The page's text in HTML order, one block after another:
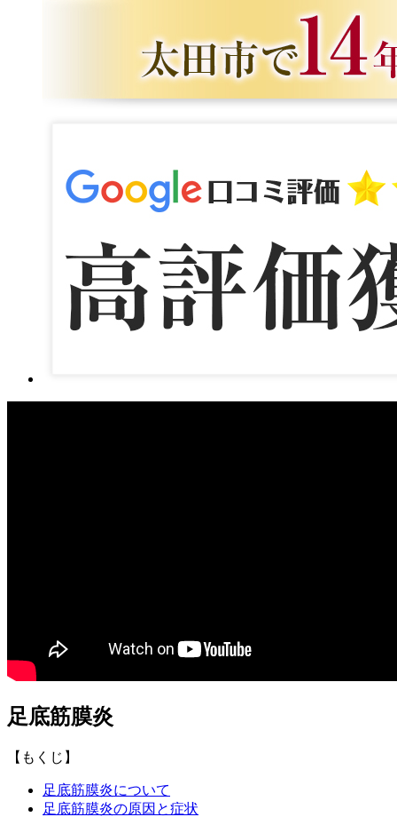
足底筋膜炎
【もくじ】
足底筋膜炎について
足底筋膜炎の原因と症状